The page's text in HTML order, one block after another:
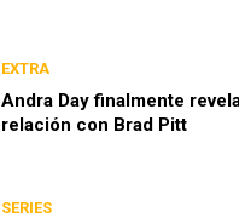
EXTRA
Andra Day finalmente
relación con Brad Pitt
SERIES